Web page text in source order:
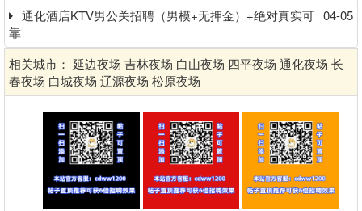
04-05
通化酒店KTV男公关招聘（男模+无押金）+绝对真实可
靠
相关城市： 延边夜场 吉林夜场 白山夜场 四平夜场 通化夜场 长
春夜场 白城夜场 辽源夜场 松原夜场